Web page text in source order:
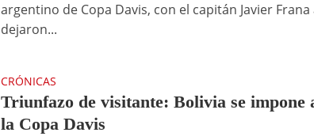
argentino de Copa Davis, con el capitán Javier
dejaron...
CRÓNICAS
Triunfazo de visitante: Bolivia se impone
la Copa Davis